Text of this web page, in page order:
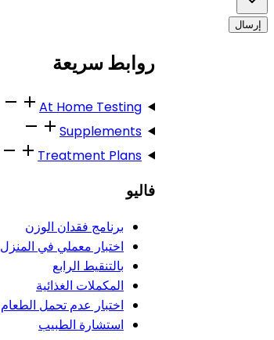
إرسال
روابط سريعة
At Home Testing
Supplements
Treatment Plans
فاليو
برنامج فقدان الوزن
اختبار معملي في المنزل
بالتنقيط الرابع
المكملات الغذائية
اختبار عدم تحمل الطعام
استشارة الطبيب